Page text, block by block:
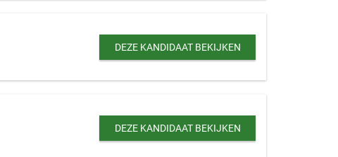
DEZE KANDIDAAT BEKIJKEN
DEZE KANDIDAAT BEKIJKEN